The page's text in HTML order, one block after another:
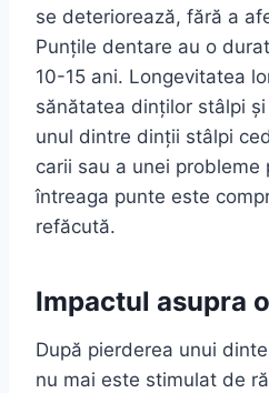
se deteriorează, fără a
Punțile dentare au o
10-15 ani. Longevitatea
sănătatea dinților stâlpi
unul dintre dinții stâlpi
carii sau a unei probleme
întreaga punte este
refăcută.
Impactul asupra
După pierderea unui
nu mai este stimulat de